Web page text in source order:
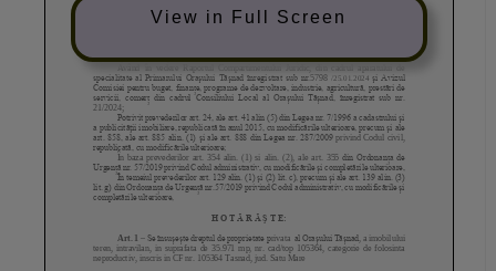
View in Full Screen